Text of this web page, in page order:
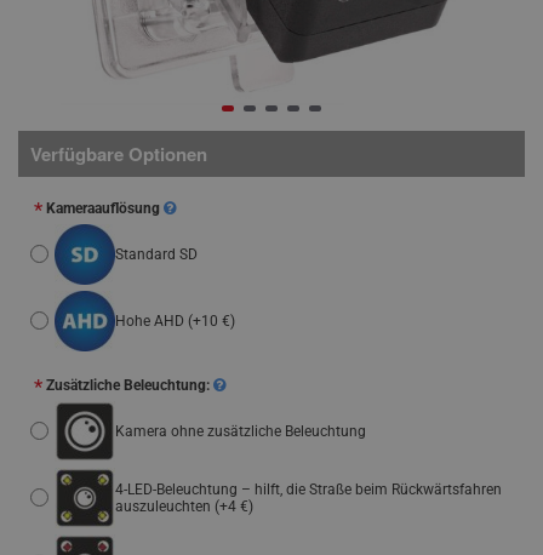
Verfügbare Optionen
Kameraauflösung
Standard SD
Hohe AHD (+10 €)
Zusätzliche Beleuchtung:
Kamera ohne zusätzliche Beleuchtung
4-LED-Beleuchtung – hilft, die Straße beim Rückwärtsfahren
auszuleuchten (+4 €)